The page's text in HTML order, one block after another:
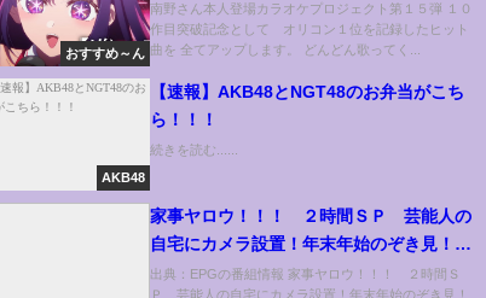
おすすめ～ん
南野さん本人登場カラオケプロジェクト第１５弾 １０
作目突破記念として オリコン１位を記録したヒット
曲を 全てアップします。 どんどん歌ってく...
AKB48
【速報】AKB48とNGT48のお弁当がこち
ら！！！
続きを読む......
家事ヤロウ！！！ ２時間ＳＰ 芸能人の
自宅にカメラ設置！年末年始のぞき見！
[字]…の番組内容解析まとめ
出典：EPGの番組情報 家事ヤロウ！！！ ２時間Ｓ
Ｐ 芸能人の自宅にカメラ設置！年末年始のぞき見！